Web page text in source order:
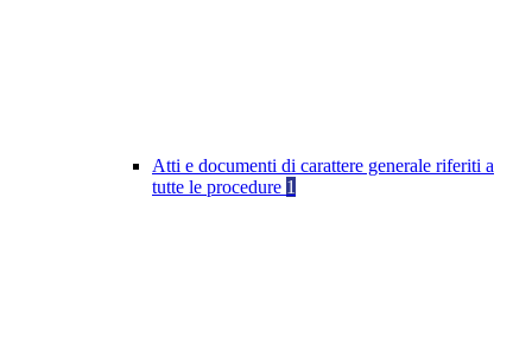
Atti e documenti di carattere generale riferiti a
tutte le procedure 1